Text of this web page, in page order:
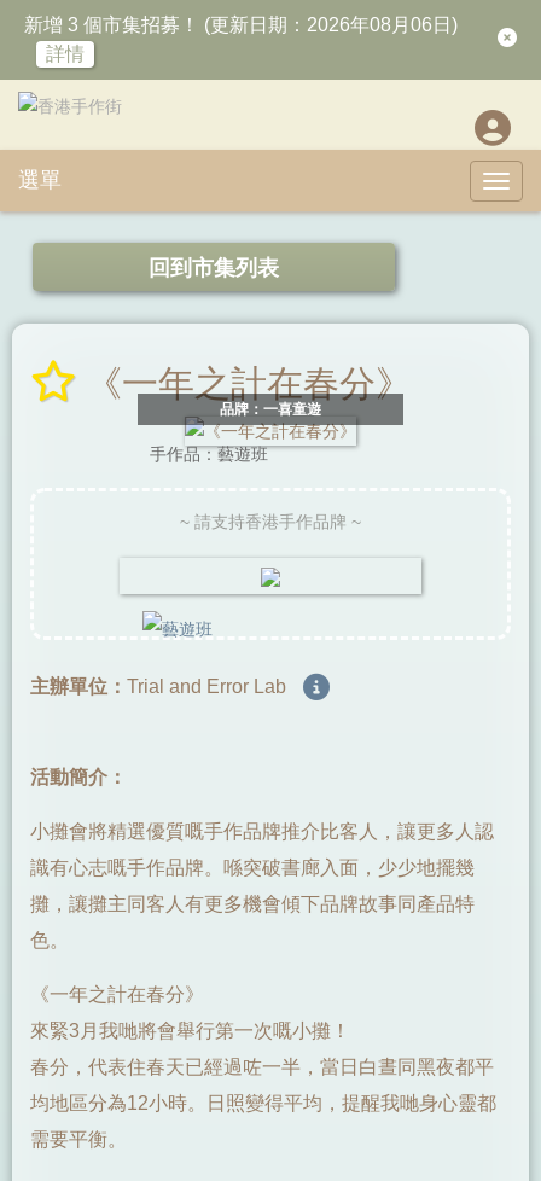
新增 3 個市集招募！ (更新日期：2026年08月06日)
詳情
選單
回到市集列表
《一年之計在春分》
~ 請支持香港手作品牌 ~
品牌：一喜童遊
手作品：藝遊班
主辦單位： Trial and Error Lab
活動簡介：
小攤會將精選優質嘅手作品牌推介比客人，讓更多人認
識有心志嘅手作品牌。喺突破書廊入面，少少地擺幾
攤，讓攤主同客人有更多機會傾下品牌故事同產品特
色。
《一年之計在春分》
來緊3月我哋將會舉行第一次嘅小攤！
春分，代表住春天已經過咗一半，當日白晝同黑夜都平
均地區分為12小時。日照變得平均，提醒我哋身心靈都
需要平衡。